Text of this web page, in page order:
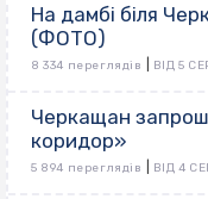
На дамбі біля
(ФОТО)
8 334 переглядів ВІД 5
Черкащан
коридор»
5 894 переглядів ВІД 4